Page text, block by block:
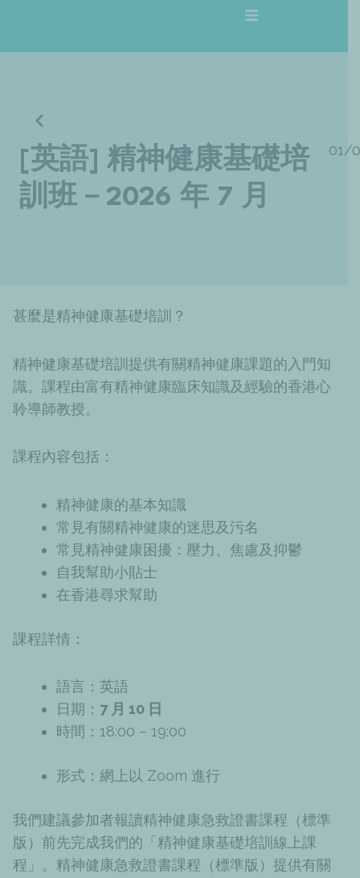
主
[英語] 精神健康基礎培
訓班－2026 年 7 月
01/
甚麼是精神健康基礎培訓？
精神健康基礎培訓提供有關精神健康課題的入門知
識。課程由富有精神健康臨床知識及經驗的香港心
聆導師教授。
課程內容包括：
精神健康的基本知識
常見有關精神健康的迷思及污名
常見精神健康困擾：壓力、焦慮及抑鬱
自我幫助小貼士
在香港尋求幫助
課程詳情：
語言：英語
日期： 7 月 10 日
時間：18:00 – 19:00
形式：網上以 Zoom 進行
我們建議參加者報讀精神健康急救證書課程（標準
版）前先完成我們的「精神健康基礎培訓線上課
程」。精神健康急救證書課程（標準版）提供有關